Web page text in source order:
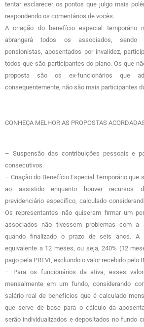
tentar esclarecer os pontos que julgo mais
respondendo os comentários de vocês.
A criação do benefício especial temporário
abrangerá todos os associados, sendo
pensionistas, aposentados por invalidez,
todos que são participantes do plano. Os que
proposta são os ex-funcionários que
consequentemente, não são mais participantes
CONHEÇA MELHOR AS PROPOSTAS
– Suspensão das contribuições pessoais e
consecutivos.
– Criação do Benefício Especial Temporário que
ao assistido enquanto houver recursos
previdenciário específico, calculado
Os representantes não quiseram firmar um
associados não tivessem problemas com a
quando finalizado o prazo de seis anos. A
equivalente a 12 meses, ou seja, 240% (12
pago pela PREVI, excluindo o valor recebido pelo
– Para os funcionários da ativa, esses
mensalmente em um fundo, considerando
salário real de benefícios que é calculado
que serve de base para o cálculo da
serão individualizados e depositados no fundo